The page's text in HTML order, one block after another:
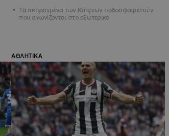
Τα πεπραγμένα των Κύπριων ποδοσφαιριστών
που αγωνίζονται στο εξωτερικό
ΑΘΛΗΤΙΚΑ